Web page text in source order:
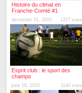
Histoire du climat en
Franche-Comté #1
december 01, 2015 1227 vues
Esprit club : le sport des
champs
june 16, 2015 1140 vues